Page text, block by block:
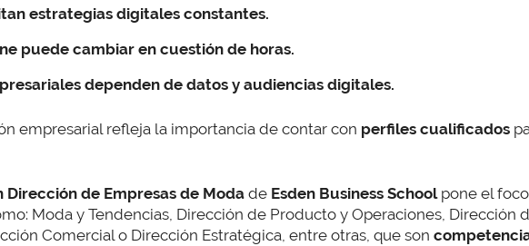
estrategias digitales constantes.
puede cambiar en cuestión de horas.
dependen de datos y audiencias digitales.
empresarial refleja la importancia de contar con perfiles cualificados
Dirección de Empresas de Moda de Esden Business Schoolpone el foco
Moda y Tendencias, Dirección de Producto y Operaciones, Dirección
Comercial o Dirección Estratégica, entre otras, que son